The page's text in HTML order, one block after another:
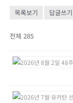
목록보기 답글쓰기
전체 285